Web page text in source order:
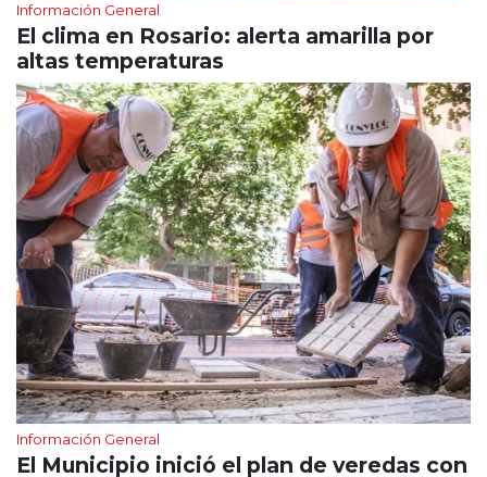
Información General
El clima en Rosario: alerta amarilla por
altas temperaturas
Información General
El Municipio inició el plan de veredas con